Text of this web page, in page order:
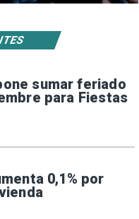
sumar feriado
para Fiestas
0,1% por